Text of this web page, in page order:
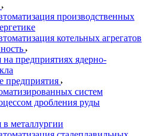
производственных
котельных агрегатов
предприятиях ядерно-
систем
дробления руды
в металлургии